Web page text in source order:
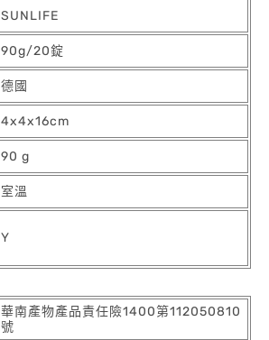
SUNLIFE
90g/20錠
德國
4x4x16cm
90 g
室溫
Y
華南產物產品責任險1400第112050810
號